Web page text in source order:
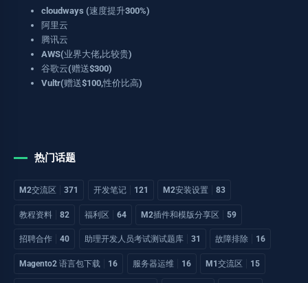
cloudways (速度提升300%)
阿里云
腾讯云
AWS(业界大佬,比较贵)
谷歌云(赠送$300)
Vultr(赠送$100,性价比高)
热门话题
M2交流区 371 开发笔记 121 M2安装设置 83
教程资料 82 福利区 64 M2插件和模版分享区 59
招聘合作 40 助理开发人员考试测试题库 31 故障排除 16
Magento2 语言包下载 16 服务器运维 16 M1交流区 15